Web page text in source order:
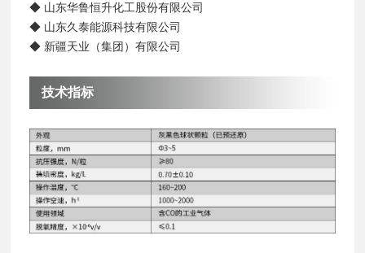
◆ 山东华鲁恒升化工股份有限公司
◆ 山东久泰能源科技有限公司
◆ 新疆天业（集团）有限公司
技术指标